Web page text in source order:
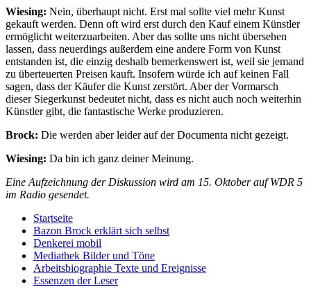
Wiesing: Nein, überhaupt nicht. Erst mal sollte viel mehr Kunst
gekauft werden. Denn oft wird erst durch den Kauf einem Künstler
ermöglicht weiterzuarbeiten. Aber das sollte uns nicht übersehen
lassen, dass neuerdings außerdem eine andere Form von Kunst
entstanden ist, die einzig deshalb bemerkenswert ist, weil sie jemand
zu überteuerten Preisen kauft. Insofern würde ich auf keinen Fall
sagen, dass der Käufer die Kunst zerstört. Aber der Vormarsch
dieser Siegerkunst bedeutet nicht, dass es nicht auch noch weiterhin
Künstler gibt, die fantastische Werke produzieren.
Brock: Die werden aber leider auf der Documenta nicht gezeigt.
Wiesing: Da bin ich ganz deiner Meinung.
Eine Aufzeichnung der Diskussion wird am 15. Oktober auf WDR 5
im Radio gesendet.
Startseite
Bazon Brock erklärt sich selbst
Denkerei mobil
Mediathek Bilder und Töne
Arbeitsbiographie Texte und Ereignisse
Essenzen der Leser